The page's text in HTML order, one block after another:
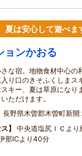
は安心して遊べま
ョンかおる
な宿。地物食材中心の
り口のきそふくしまス
キー、夏は草原になり
ただけます。
長野県木曽郡木曽町新
中央道塩尻ＩＣよ
那ICより40分